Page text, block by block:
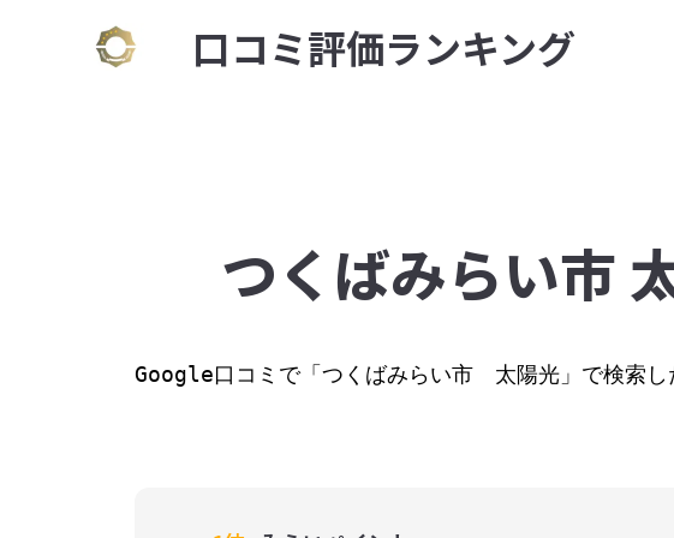
⼝コミ評価ランキング
つくばみらい市
Google⼝コミで「つくばみらい市　太陽光」で検索し